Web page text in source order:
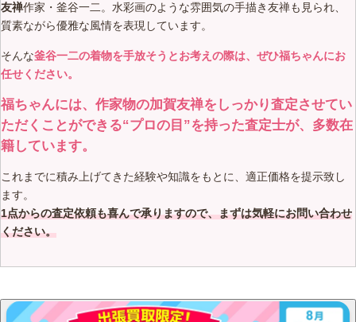
友禅作家・釜谷一二。水彩画のような雰囲気の手描き友禅も見られ、
質素ながら優雅な風情を表現しています。
そんな釜谷一二の着物を手放そうとお考えの際は、ぜひ福ちゃんにお
任せください。
福ちゃんには、作家物の加賀友禅をしっかり査定させてい
ただくことができる“プロの目”を持った査定士が、多数在
籍しています。
これまでに積み上げてきた経験や知識をもとに、適正価格を提示致し
ます。
1点からの査定依頼も喜んで承りますので、まずは気軽にお問い合わせ
ください。